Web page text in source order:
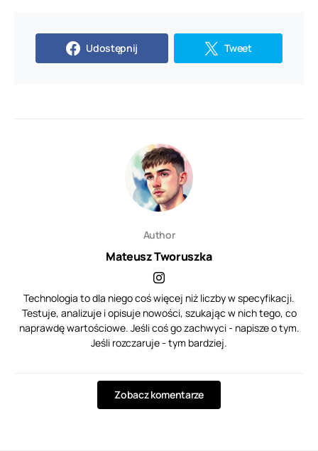
Udostępnij Tweet
Author
Mateusz Tworuszka
Technologia to dla niego coś więcej niż liczby w specyfikacji.
Testuje, analizuje i opisuje nowości, szukając w nich tego, co
naprawdę wartościowe. Jeśli coś go zachwyci - napisze o tym.
Jeśli rozczaruje - tym bardziej.
Zobacz komentarze